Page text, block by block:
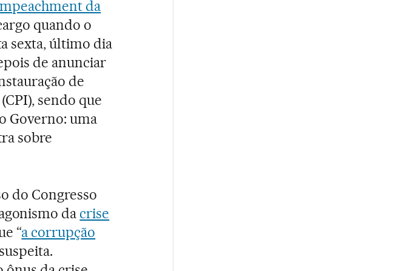
da
quando o
sexta, último dia
de anunciar
de
sendo que
Governo: uma
sobre
do Congresso
da crise
“a corrupção